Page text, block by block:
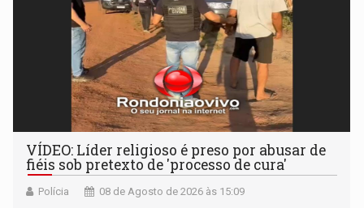
VÍDEO: Líder religioso é preso por abusar de
fiéis sob pretexto de 'processo de cura'
Polícia 08 de Agosto de 2026 às 15:09